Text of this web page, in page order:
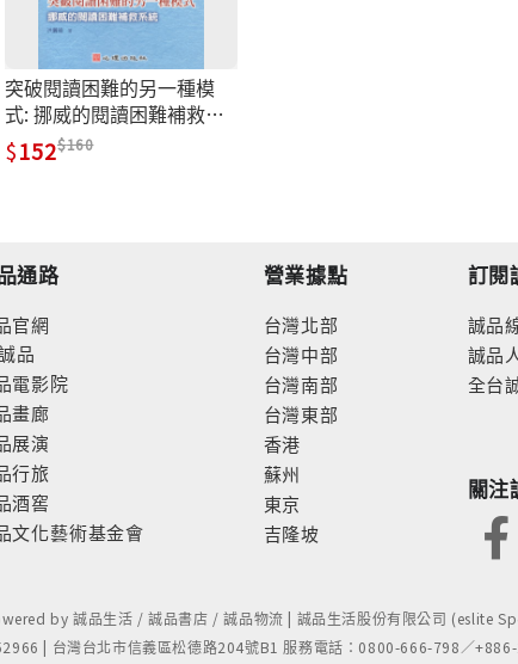
突破閱讀困難的另一種模
式: 挪威的閱讀困難補救系
統152 160
通路
官網
品
電影院
畫廊
展演
行旅
酒窖
文化藝術基金會
營業據點
台灣北部
台灣中部
台灣南部
台灣東部
香港
蘇州
東京
吉隆坡
訂閱
誠品
誠品
全台
關注
by 誠品生活 / 誠品書店 / 誠品物流 | 誠品生活股份有限公司 (eslite
| 台灣台北市信義區松德路204號B1 服務電話：0800-666-798／